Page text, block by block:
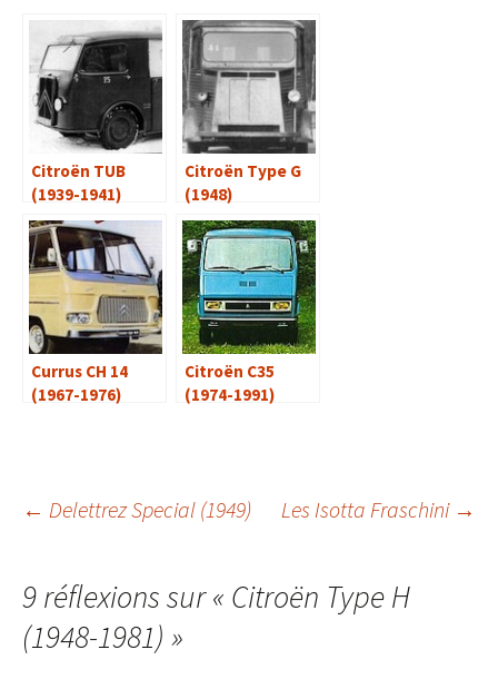
Citroën TUB
(1939-1941)
Citroën Type G
(1948)
Currus CH 14
(1967-1976)
Citroën C35
(1974-1991)
Navigation
des
articles
← Delettrez Special (1949) Les Isotta Fraschini →
9 réflexions sur « Citroën Type H
(1948-1981) »